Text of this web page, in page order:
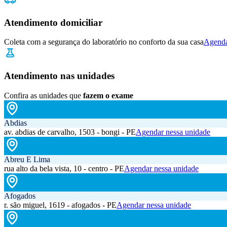
Atendimento domiciliar
Coleta com a segurança do laboratório no conforto da sua casa
Atendimento nas unidades
Confira as unidades que fazem o exame
Abdias
av. abdias de carvalho, 1503 - bongi - PEAgendar nessa unidade
Abreu E Lima
rua alto da bela vista, 10 - centro - PEAgendar nessa unidade
Afogados
r. são miguel, 1619 - afogados - PEAgendar nessa unidade